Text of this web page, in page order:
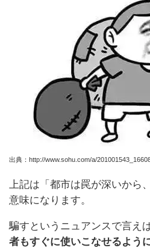
出典：http://www.sohu.com/a/
上記は「都市は罠が深いから
意味になります。
騙すというニュアンスで言えば
者もすぐに使いこなせるよう